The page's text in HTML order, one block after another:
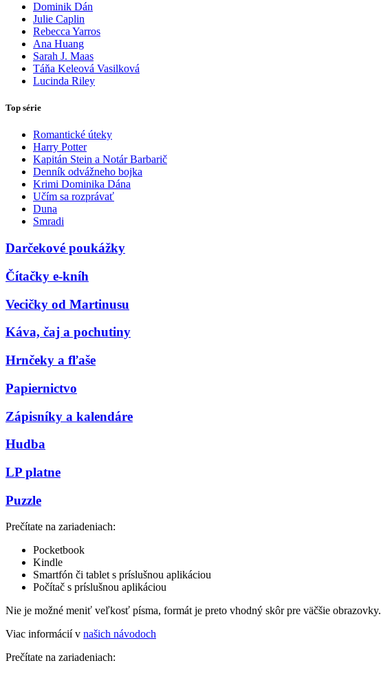
Dominik Dán
Julie Caplin
Rebecca Yarros
Ana Huang
Sarah J. Maas
Táňa Keleová Vasilková
Lucinda Riley
Top série
Romantické úteky
Harry Potter
Kapitán Stein a Notár Barbarič
Denník odvážneho bojka
Krimi Dominika Dána
Učím sa rozprávať
Duna
Smradi
Darčekové poukážky
Čítačky e-kníh
Vecičky od Martinusu
Káva, čaj a pochutiny
Hrnčeky a fľaše
Papiernictvo
Zápisníky a kalendáre
Hudba
LP platne
Puzzle
Prečítate na zariadeniach:
Pocketbook
Kindle
Smartfón či tablet s príslušnou aplikáciou
Počítač s príslušnou aplikáciou
Nie je možné meniť veľkosť písma, formát je preto vhodný skôr pre väčšie obrazovky.
Viac informácií v našich návodoch
Prečítate na zariadeniach: